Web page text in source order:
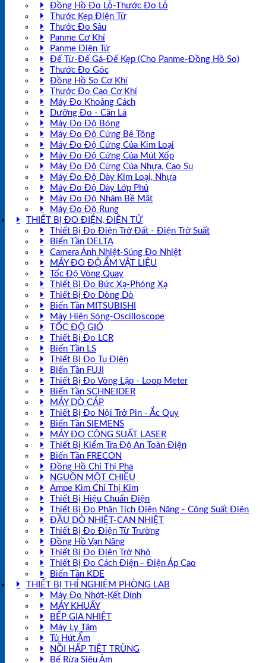
Đồng Hồ Đo Lỗ-Thước Đo Lỗ
Thước Kẹp Điện Tử
Thước Đo Sâu
Panme Cơ Khí
Panme Điện Tử
Đế Từ-Đế Gá-Đế Kẹp (Cho Panme-Đồng Hồ So)
Thước Đo Góc
Đồng Hồ So Cơ Khí
Thước Đo Cao Cơ Khí
Máy Đo Khoảng Cách
Dưỡng Đo - Căn Lá
Máy Đo Độ Bóng
Máy Đo Độ Cứng Bê Tông
Máy Đo Độ Cứng Của Kim Loại
Máy Đo Độ Cứng Của Mút Xốp
Máy Đo Độ Cứng Của Nhựa, Cao Su
Máy Đo Độ Dày Kim Loại, Nhựa
Máy Đo Độ Dày Lớp Phủ
Máy Đo Độ Nhám Bề Mặt
Máy Đo Độ Rung
THIẾT BỊ ĐO ĐIỆN, ĐIỆN TỬ
Thiết Bị Đo Điện Trở Đất - Điện Trở Suất
Biến Tần DELTA
Camera Ảnh Nhiệt-Súng Đo Nhiệt
MÁY ĐO ĐỘ ẨM VẬT LIỆU
Tốc Độ Vòng Quay
Thiết Bị Đo Bức Xạ-Phóng Xạ
Thiết Bị Đo Dòng Dò
Biến Tần MITSUBISHI
Máy Hiện Sóng-Oscilloscope
TỐC ĐỘ GIÓ
Thiết Bị Đo LCR
Biến Tần LS
Thiết Bị Đo Tụ Điện
Biến Tần FUJI
Thiết Bị Đo Vòng Lặp - Loop Meter
Biến Tần SCHNEIDER
MÁY DÒ CÁP
Thiết Bị Đo Nội Trở Pin - Ắc Quy
Biến Tần SIEMENS
MÁY ĐO CÔNG SUẤT LASER
Thiết Bị Kiểm Tra Độ An Toàn Điện
Biến Tần FRECON
Đồng Hồ Chỉ Thị Pha
NGUỒN MỘT CHIỀU
Ampe Kìm Chỉ Thị Kim
Thiết Bị Hiệu Chuẩn Điện
Thiết Bị Đo Phân Tích Điện Năng - Công Suất Điện
ĐẦU DÒ NHIỆT-CAN NHIỆT
Thiết Bị Đo Điện Từ Trường
Đồng Hồ Vạn Năng
Thiết Bị Đo Điện Trở Nhỏ
Thiết Bị Đo Cách Điện - Điện Áp Cao
Biến Tần KDE
THIẾT BỊ THÍ NGHIỆM PHÒNG LAB
Máy Đo Nhớt-Kết Dính
MÁY KHUẤY
BẾP GIA NHIỆT
Máy Ly Tâm
Tủ Hút Ẩm
NỒI HẤP TIỆT TRÙNG
Bể Rửa Siêu Âm